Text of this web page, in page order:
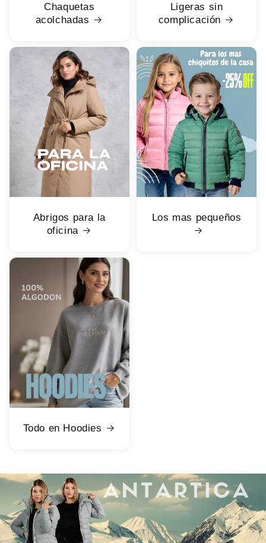
Chaquetas
acolchadas
Ligeras sin
complicación
Abrigos para la
oficina
Los mas pequeños
Todo en Hoodies